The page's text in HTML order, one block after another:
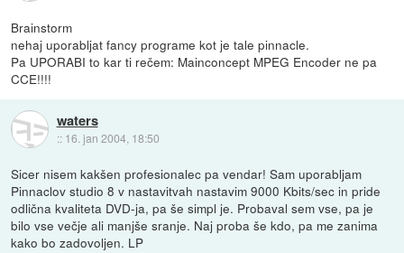
Brainstorm
nehaj uporabljat fancy programe kot je tale pinnacle.
Pa UPORABI to kar ti rečem: Mainconcept MPEG Encoder ne pa
CCE!!!!
waters
:: 16. jan 2004, 18:50
Sicer nisem kakšen profesionalec pa vendar! Sam uporabljam
Pinnaclov studio 8 v nastavitvah nastavim 9000 Kbits/sec in pride
odlična kvaliteta DVD-ja, pa še simpl je. Probaval sem vse, pa je
bilo vse večje ali manjše sranje. Naj proba še kdo, pa me zanima
kako bo zadovoljen. LP